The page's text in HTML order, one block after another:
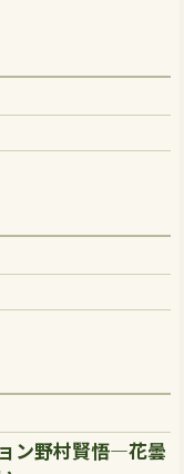
ン野村賢悟―花曇